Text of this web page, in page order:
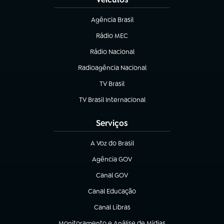
Agência Brasil
(abre em nova aba)
Rádio MEC
Rádio Nacional
(abre em nova aba)
Radioagência Nacional
(abre em nova aba)
TV Brasil
(abre em nova aba)
TV Brasil Internacional
(abre em nova aba)
Serviços
A Voz do Brasil
(abre em nova aba)
Agência GOV
(abre em nova aba)
Canal GOV
(abre em nova aba)
Canal Educação
(abre em nova aba)
Canal Libras
(abre em nova aba)